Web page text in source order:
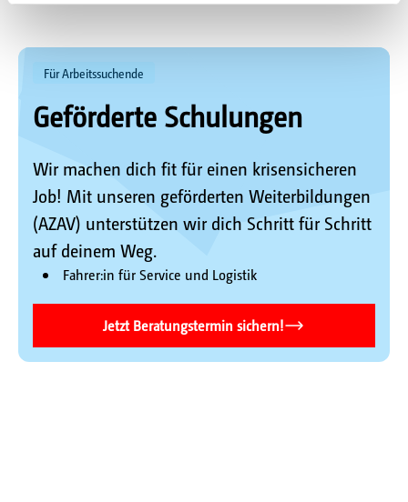
Für Arbeitssuchende
Geförderte Schulungen
Wir machen dich fit für einen krisensicheren
Job! Mit unseren geförderten Weiterbildungen
(AZAV) unterstützen wir dich Schritt für Schritt
auf deinem Weg.
Fahrer:in für Service und Logistik
Jetzt Beratungstermin sichern!